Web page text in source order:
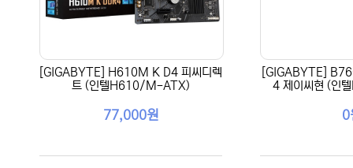
[GIGABYTE] H610M K D4 피씨디렉
트 (인텔H610/M-ATX)
77,000원
[GIGABYTE]
4 제이씨현 (인
0